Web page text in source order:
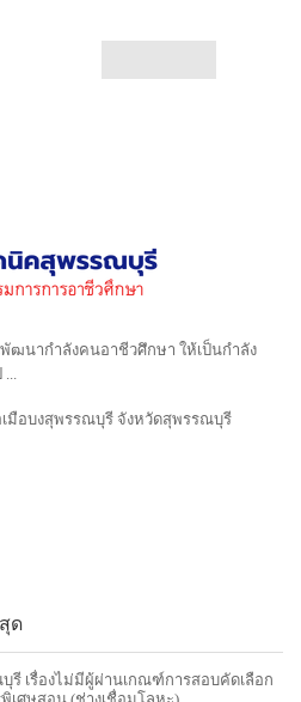
นากำลังคนอาชีวศึกษา ให้เป็นกำลัง
มือบงสุพรรณบุรี จังหวัดสุพรรณบุรี
ด
รี เรื่องไม่มีผู้ผ่านเกณฑ์การสอบคัดเลือก